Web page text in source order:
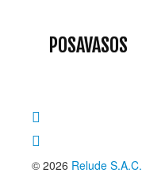
POSAVASOS
© 2026 Relude S.A.C.